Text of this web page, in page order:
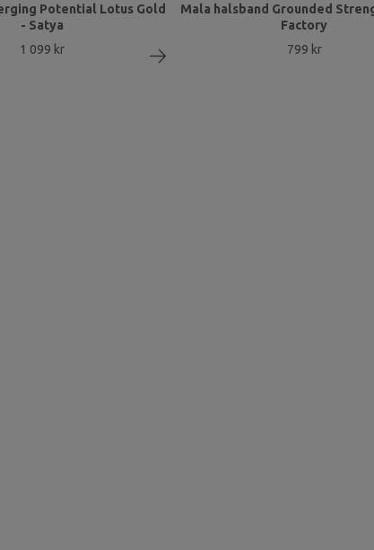
Potential Lotus Gold
- Satya
1 099 kr
Mala halsband Grounded
Factory
799 kr